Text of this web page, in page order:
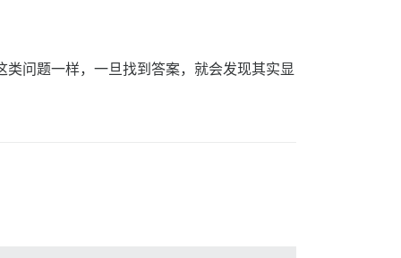
问题一样，一旦找到答案，就会发现其实显